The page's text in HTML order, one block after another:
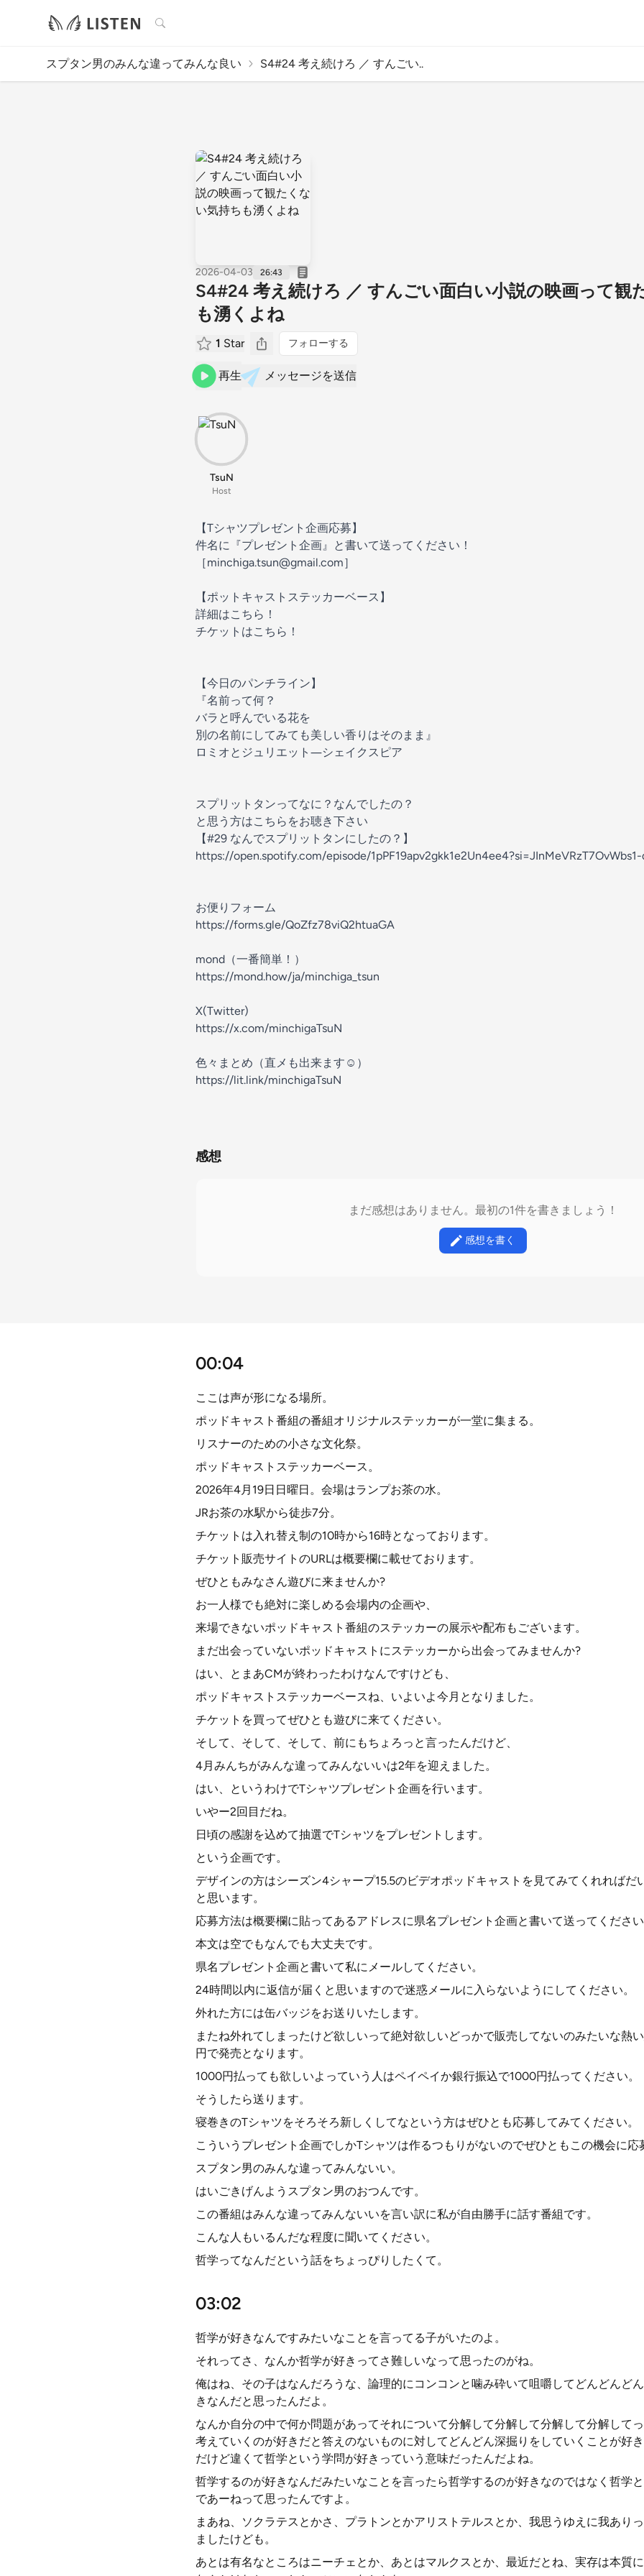
検索
スプタン男のみんな違ってみんな良い S4#24 考え続けろ ／ すんごい..
2026-04-03 26:43
S4#24 考え続けろ ／ すんごい面白い小説の映画って観
も湧くよね
1 Star フォローする
再生 メッセージを送信
TsuN
Host
【Tシャツプレゼント企画応募】
件名に『プレゼント企画』と書いて送ってください！
［minchiga.tsun@gmail.com］
【ポットキャストステッカーベース】
詳細はこちら ！
チケットはこちら ！
【今日のパンチライン】
『名前って何？
バラと呼んでいる花を
別の名前にしてみても美しい香りはそのまま』
ロミオとジュリエット―シェイクスピア
スプリットタンってなに？なんでしたの？
と思う方はこちらをお聴き下さい
【#29 なんでスプリットタンにしたの？】
https://open.spotify.com/episode/
お便りフォーム
https://forms.gle/QoZfz78viQ2htuaGA
mond（一番簡単！）
https://mond.how/ja/minchiga_tsun
X(Twitter)
https://x.com/minchigaTsuN
色々まとめ（直メも出来ます☺︎）
https://lit.link/minchigaTsuN
感想
まだ感想はありません。最初の1件を書きましょう！
感想を書く
00:04
ここは声が形になる場所。
ポッドキャスト番組の番組オリジナルステッカーが一堂に集まる。
リスナーのための小さな文化祭。
ポッドキャストステッカーベース。
2026年4月19日日曜日。会場はランプお茶の水。
JRお茶の水駅から徒歩7分。
チケットは入れ替え制の10時から16時となっております。
チケット販売サイトのURLは概要欄に載せております。
ぜひともみなさん遊びに来ませんか?
お一人様でも絶対に楽しめる会場内の企画や、
来場できないポッドキャスト番組のステッカーの展示や配布もございます。
まだ出会っていないポッドキャストにステッカーから出会ってみませんか?
はい、とまあCMが終わったわけなんですけども、
ポッドキャストステッカーベースね、いよいよ今月となりました。
チケットを買ってぜひとも遊びに来てください。
そして、そして、そして、前にもちょろっと言ったんだけど、
4月みんちがみんな違ってみんないいは2年を迎えました。
はい、というわけでTシャツプレゼント企画を行います。
いやー2回目だね。
日頃の感謝を込めて抽選でTシャツをプレゼントします。
という企画です。
デザインの方はシーズン4シャープ15.5のビデオポッドキャストを見てみてくれればだ
と思います。
応募方法は概要欄に貼ってあるアドレスに県名プレゼント企画と書いて送ってください
本文は空でもなんでも大丈夫です。
県名プレゼント企画と書いて私にメールしてください。
24時間以内に返信が届くと思いますので迷惑メールに入らないようにしてください。
外れた方には缶バッジをお送りいたします。
またね外れてしまったけど欲しいって絶対欲しいどっかで販売してないのみたいな熱
円で発売となります。
1000円払っても欲しいよっていう人はペイペイか銀行振込で1000円払ってください。
そうしたら送ります。
寝巻きのTシャツをそろそろ新しくしてなという方はぜひとも応募してみてください。
こういうプレゼント企画でしかTシャツは作るつもりがないのでぜひともこの機会に応
スプタン男のみんな違ってみんないい。
はいごきげんようスプタン男のおつんです。
この番組はみんな違ってみんないいを言い訳に私が自由勝手に話す番組です。
こんな人もいるんだな程度に聞いてください。
哲学ってなんだという話をちょっぴりしたくて。
03:02
哲学が好きなんですみたいなことを言ってる子がいたのよ。
それってさ、なんか哲学が好きってさ難しいなって思ったのがね。
俺はね、その子はなんだろうな、論理的にコンコンと噛み砕いて咀嚼してどんどんど
きなんだと思ったんだよ。
なんか自分の中で何か問題があってそれについて分解して分解して分解して分解して
考えていくのが好きだと答えのないものに対してどんどん深掘りをしていくことが好
だけど違くて哲学という学問が好きっていう意味だったんだよね。
哲学するのが好きなんだみたいなことを言ったら哲学するのが好きなのではなく哲学
であーねって思ったんですよ。
まあね、ソクラテスとかさ、プラトンとかアリストテルスとか、我思うゆえに我あり
ましたけども。
あとは有名なところはニーチェとか、あとはマルクスとか、最近だとね、実存は本質